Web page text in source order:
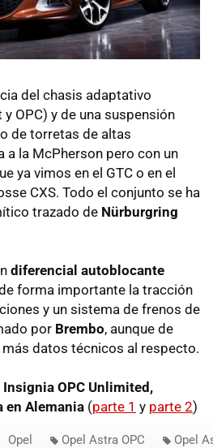
del chasis adaptativo
y OPC) y de una suspensión
o de torretas de altas
a la McPherson pero con un
ya vimos en el GTC o en el
CXS. Todo el conjunto se ha
trazado de Nürburgring
diferencial autoblocante
forma importante la tracción
y un sistema de frenos de
por Brembo, aunque de
datos técnicos al respecto.
Insignia OPC Unlimited,
en Alemania (parte 1 y parte 2)
Opel Opel Astra OPC Opel